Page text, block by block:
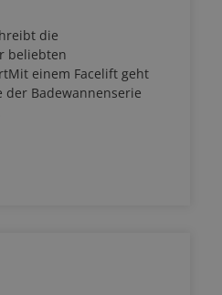
die
beliebten
einem Facelift geht
der Badewannenserie